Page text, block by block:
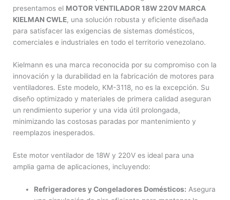
presentamos el MOTOR VENTILADOR 18W 220V MARCA
KIELMAN CWLE, una solución robusta y eficiente diseñada
para satisfacer las exigencias de sistemas domésticos,
comerciales e industriales en todo el territorio venezolano.
Kielmann es una marca reconocida por su compromiso con la
innovación y la durabilidad en la fabricación de motores para
ventiladores. Este modelo, KM-3118, no es la excepción. Su
diseño optimizado y materiales de primera calidad aseguran
un rendimiento superior y una vida útil prolongada,
minimizando las costosas paradas por mantenimiento y
reemplazos inesperados.
Este motor ventilador de 18W y 220V es ideal para una
amplia gama de aplicaciones, incluyendo:
Refrigeradores y Congeladores Domésticos: Asegura